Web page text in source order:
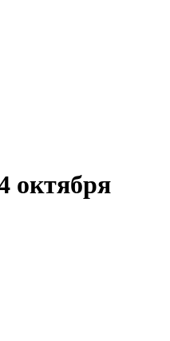
октября